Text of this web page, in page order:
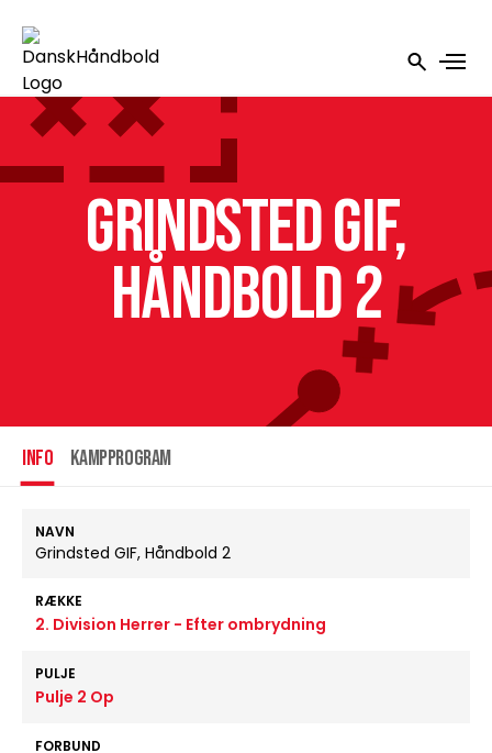
Grindsted GIF,
Håndbold 2
INFO Kampprogram
NAVN
Grindsted GIF, Håndbold 2
RÆKKE
2. Division Herrer - Efter ombrydning
PULJE
Pulje 2 Op
FORBUND